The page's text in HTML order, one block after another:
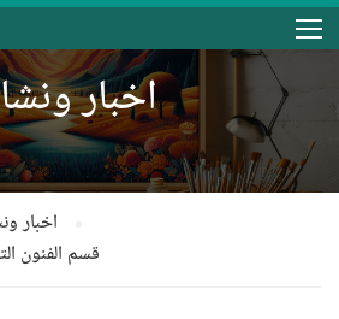
اخبار
اخبار
قسم الفنون